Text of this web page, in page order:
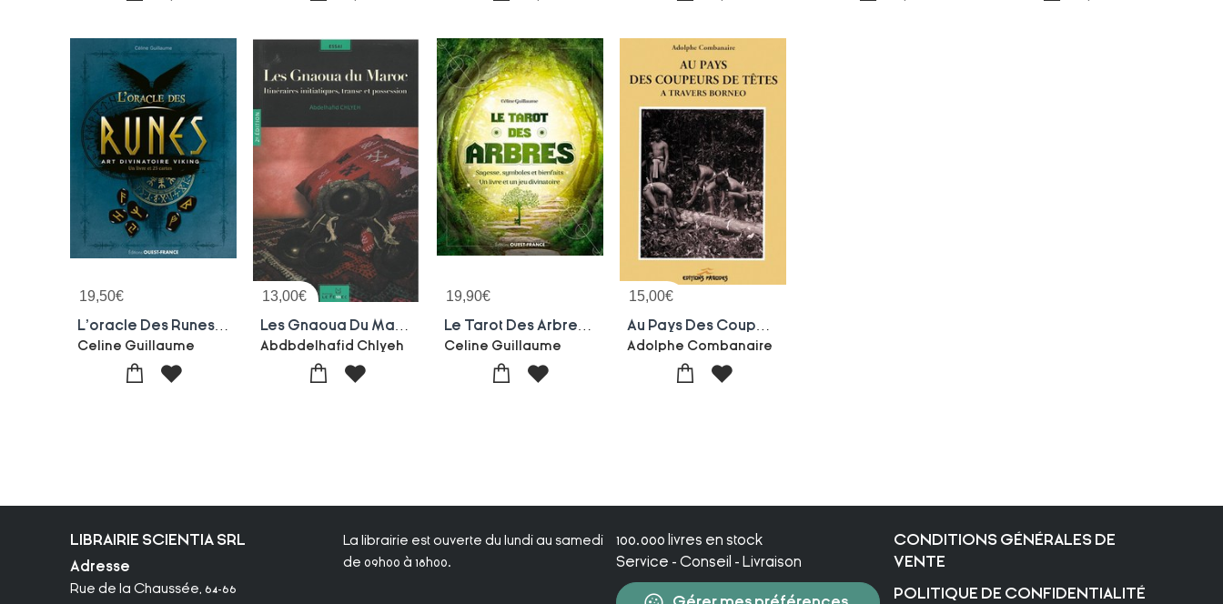
19,50€
L'oracle Des Runes : Un Livre Et 25 Cartes
Celine Guillaume
13,00€
Abdbdelhafid Chlyeh
19,90€
Celine Guillaume
15,00€
Adolphe Combanaire
LIBRAIRIE SCIENTIA SRL
Adresse
Rue de la Chaussée, 64-66
La librairie est ouverte du lundi au samedi
de 09h00 à 18h00.
100.000 livres en stock
Service - Conseil - Livraison
CONDITIONS GÉNÉRALES DE
VENTE
POLITIQUE DE CONFIDENTIALITÉ